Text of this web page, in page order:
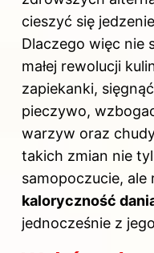
cieszyć się
Dlaczego więc nie
małej rewolucji
zapiekanki,
pieczywo,
warzyw oraz
takich zmian nie
samopoczucie, ale
kaloryczność
jednocześnie z